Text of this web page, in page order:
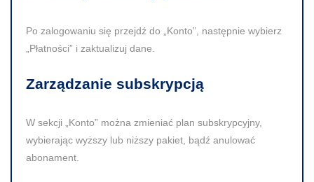
Po zalogowaniu się przejdź do „Konto”, następnie wybierz
„Płatności” i zaktualizuj dane.
Zarządzanie subskrypcją
W sekcji „Konto” można zmieniać plan subskrypcyjny,
wybierając wyższy lub niższy pakiet, bądź anulować
abonament.